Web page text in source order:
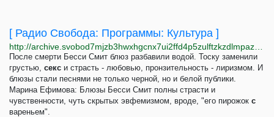
[ Радио Свобода: Программы: Культура ]
После смерти Бесси Смит блюз разбавили водой. Тоску заменили
грустью, секс и страсть - любовью, пронзительность - лиризмом. И
блюзы стали песнями не только черной, но и белой публики.
Марина Ефимова: Блюзы Бесси Смит полны страсти и
чувственности, чуть скрытых эвфемизмом, вроде, "его пирожок с
вареньем".